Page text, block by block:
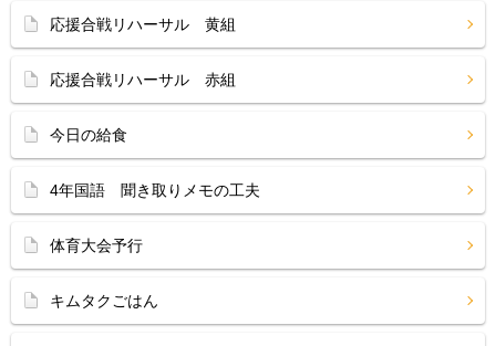
応援合戦リハーサル 黄組
応援合戦リハーサル 赤組
今日の給食
4年国語 聞き取りメモの工夫
体育大会予行
キムタクごはん